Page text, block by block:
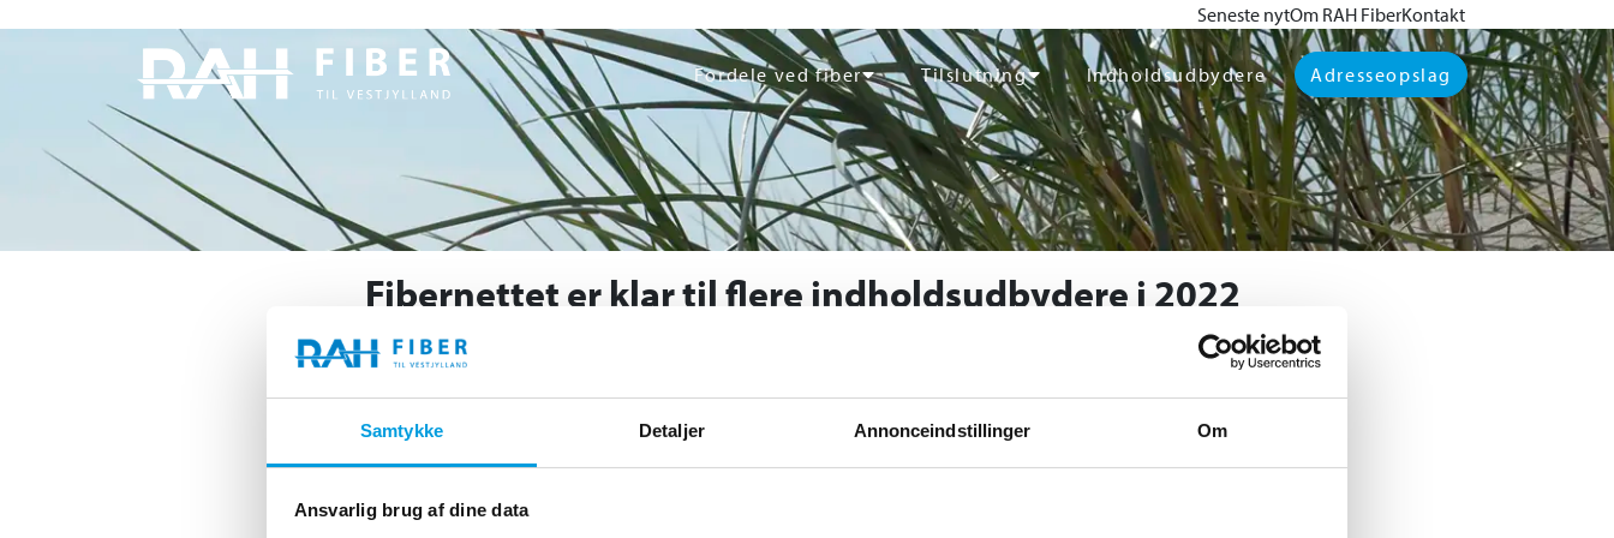
Samtykke Detaljer Annonceindstillinger Om
Ansvarlig brug af dine data
Seneste nytOm RAH FiberKontakt
Fordele ved fiber Tilslutning Indholdsudbydere Adresseopslag
Fibernettet er klar til flere indholdsudbydere i 2022
30. august 2021
begyndelsen af 2022 kan kunderne vælge mellem flere udbydere.
Beslutningen blev truffet for mindre end et år siden: RAH Fiberbredbånd skulle åbnes op, så flere forskellige